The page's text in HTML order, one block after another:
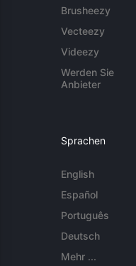
Brusheezy
Vecteezy
Videezy
Werden Sie
Anbieter
Sprachen
English
Español
Português
Deutsch
Mehr ...